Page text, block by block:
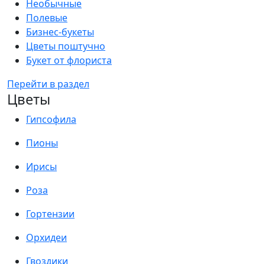
Необычные
Полевые
Бизнес-букеты
Цветы поштучно
Букет от флориста
Перейти в раздел
Цветы
Гипсофила
Пионы
Ирисы
Роза
Гортензии
Орхидеи
Гвоздики